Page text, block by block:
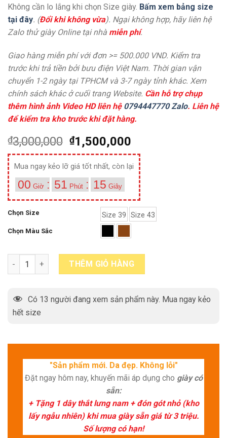
Không cần lo lắng khi chọn Size giày. Bấm xem bảng size
tại đây. (Đổi khi không vừa). Ngại không hợp, hãy liên hệ
Zalo thử giày Online tại nhà miễn phí.
Giao hàng miễn phí với đơn >= 500.000 VND. Kiểm tra
trước khi trả tiền bởi bưu điện Việt Nam. Thời gian vận
chuyển 1-2 ngày tại TPHCM và 3-7 ngày tỉnh khác. Xem
chính sách khác ở cuối trang Website. Cần hỗ trợ chụp
thêm hình ảnh Video HD liên hệ 0794447770 Zalo. Liên hệ
để kiểm tra kho trước khi đặt hàng.
₫3,000,000 ₫1,500,000
Mua ngay kẻo lỡ giá tốt nhất, còn lại
00 Giờ : 51 Phút : 14 Giây
Chọn Size Size 39 Size 43
Chọn Màu Sắc
Giày lười nam trẻ trung phong cách Loafer VH06 quantity
THÊM GIỎ HÀNG
Có 13 người đang xem sản phẩm này. Mua ngay kẻo
hết size
"Sản phẩm mới. Da đẹp. Không lỗi"
Đặt ngay hôm nay, khuyến mãi áp dụng cho giày có
sẵn:
+ Tặng 1 dây thắt lưng nam + đón gót nhỏ (kho
lấy ngẫu nhiên) khi mua giày sẵn giá từ 3 triệu.
Số lượng có hạn!